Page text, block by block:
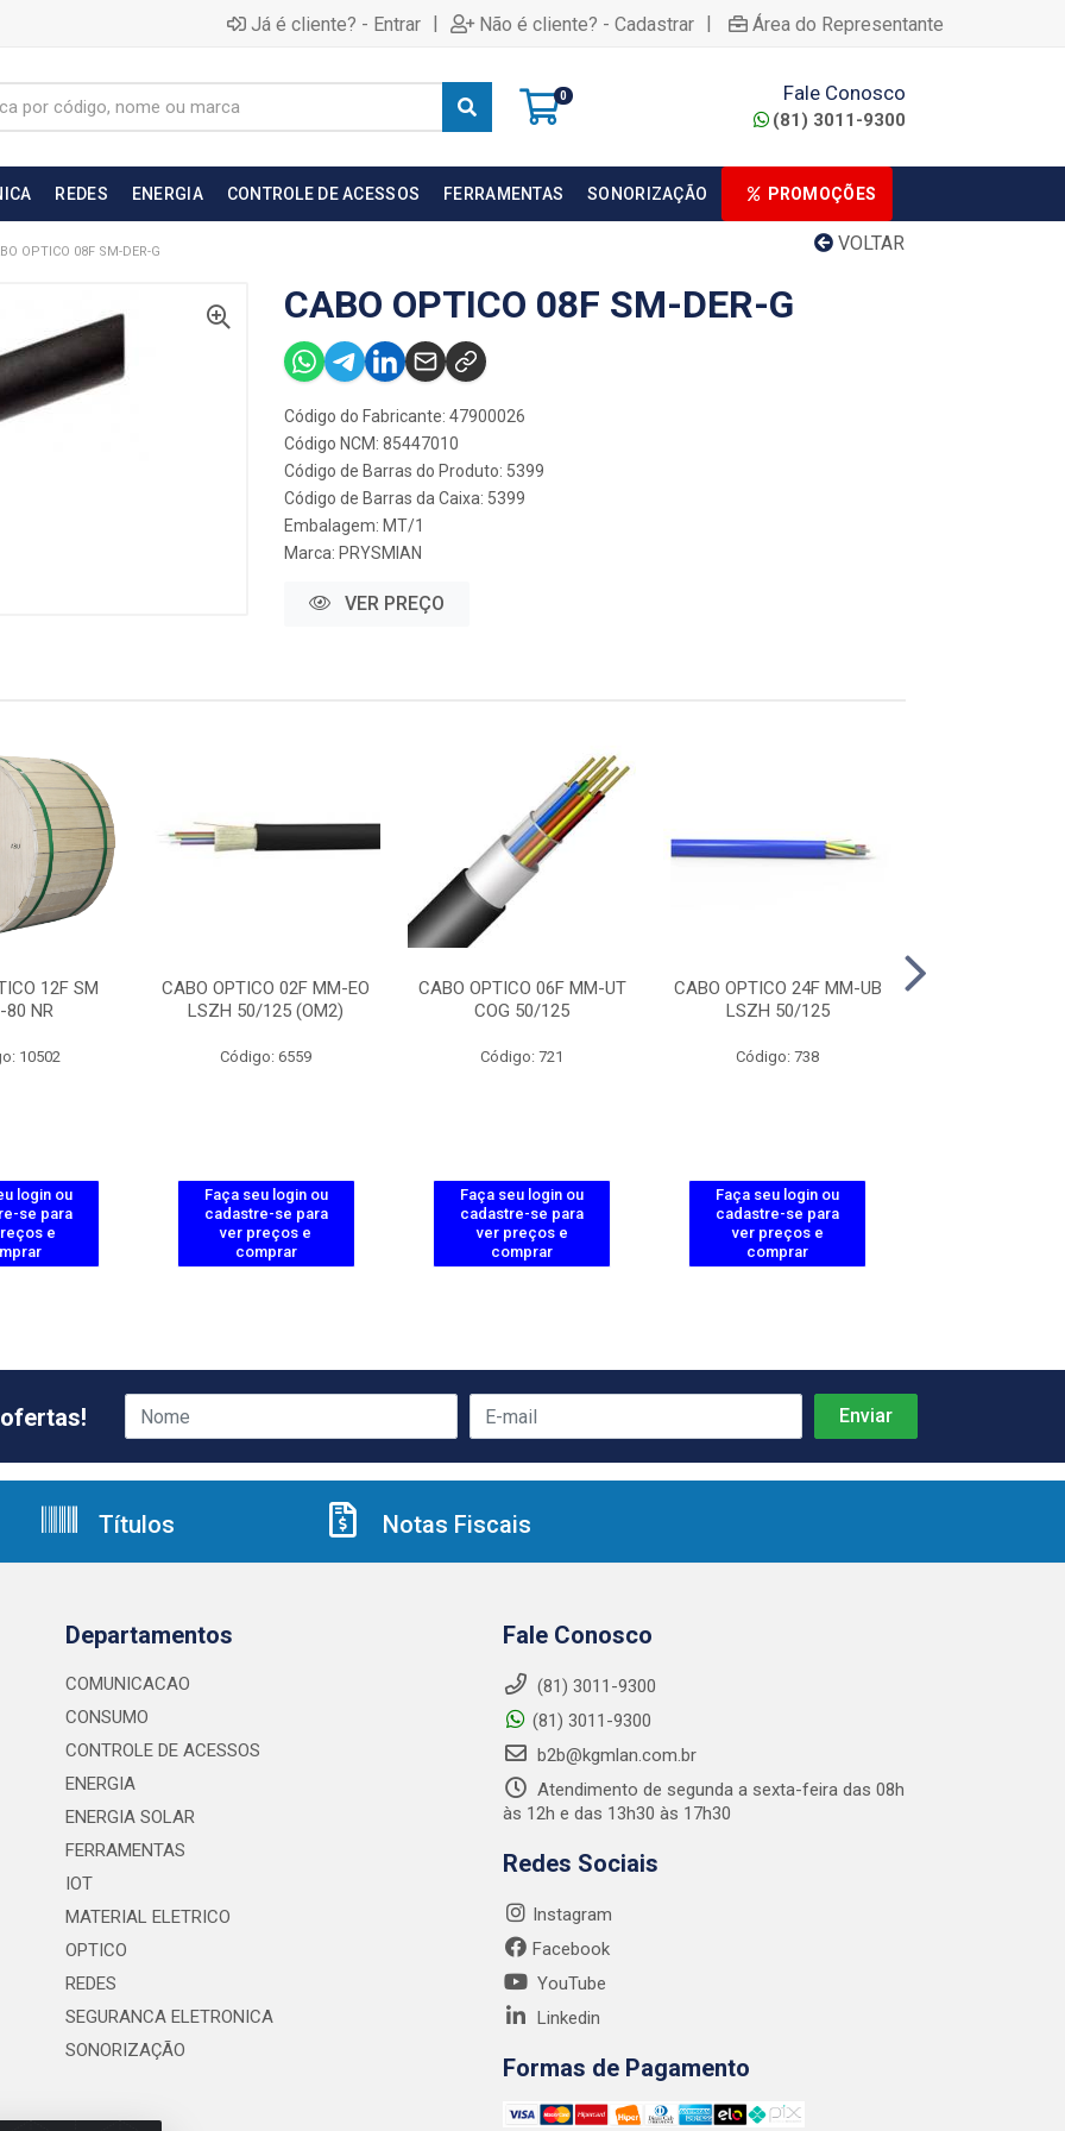
Já é cliente? - Entrar | Não é cliente? - Cadastrar | Área do Representante
0 Fale Conosco
(81) 3011-9300
REDES ENERGIA CONTROLE DE ACESSOS FERRAMENTAS SONORIZAÇÃO PROMOÇÕES
VOLTAR
OPTICO 08F SM-DER-G
CABO OPTICO 08F SM-DER-G
Código do Fabricante: 47900026
Código NCM: 85447010
Código de Barras do Produto: 5399
Código de Barras da Caixa: 5399
Embalagem: MT/1
Marca: PRYSMIAN
VER PREÇO
12F SM
80 NR
10502
login ou
se para
e
CABO OPTICO 02F MM-EO
LSZH 50/125 (OM2)
Código: 6559
Faça seu login ou
cadastre-se para
ver preços e
comprar
CABO OPTICO 06F MM-UT
COG 50/125
Código: 721
Faça seu login ou
cadastre-se para
ver preços e
comprar
CABO OPTICO 24F MM-UB
LSZH 50/125
Código: 738
Faça seu login ou
cadastre-se para
ver preços e
comprar
Títulos Notas Fiscais
Departamentos
COMUNICACAO
CONSUMO
CONTROLE DE ACESSOS
ENERGIA
ENERGIA SOLAR
FERRAMENTAS
IOT
MATERIAL ELETRICO
OPTICO
REDES
SEGURANCA ELETRONICA
SONORIZAÇÃO
Fale Conosco
(81) 3011-9300
(81) 3011-9300
b2b@kgmlan.com.br
Atendimento de segunda a sexta-feira das 08h
às 12h e das 13h30 às 17h30
Redes Sociais
Instagram
Facebook
YouTube
Linkedin
Formas de Pagamento